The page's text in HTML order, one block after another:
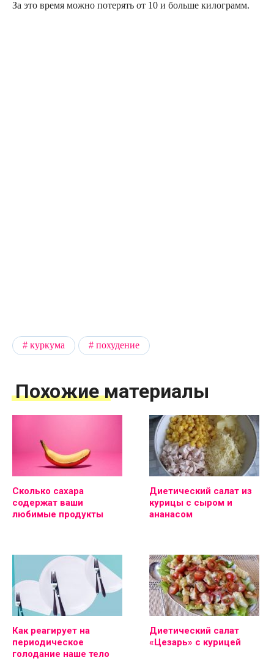
За это время можно потерять от 10 и больше килограмм.
куркума похудение
Похожие материалы
Сколько сахара
содержат ваши
любимые продукты
Диетический салат из
курицы с сыром и
ананасом
Как реагирует на
периодическое
голодание наше тело
Диетический салат
«Цезарь» с курицей